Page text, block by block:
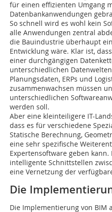
für einen effizienten Umgang
Datenbankanwendungen
So schnell wird es wohl kein
alle Anwendungen zentral
die Bauindustrie überhaupt
Entwicklung wäre. Klar ist,
einer durchgängigen
unterschiedlichen
Planungsdaten, ERPs und
zusammenwachsen müssen
unterschiedlichen
werden soll.
Aber eine kleinteiligere IT-
dass es für verschiedene
Statische Berechnung,
eine sehr spezifische
Expertensoftware geben
intelligente Schnittstellen
eine Vernetzung der
Die
Die Implementierung von BIM